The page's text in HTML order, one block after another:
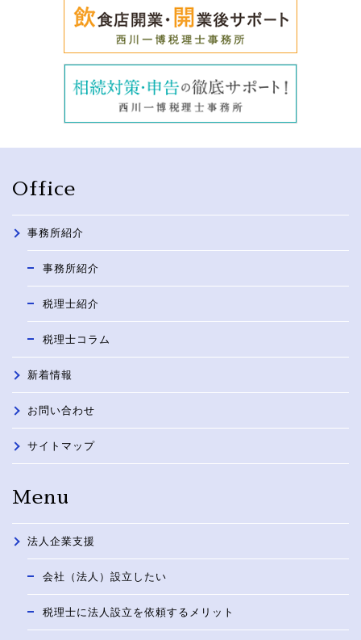
Office
事務所紹介
事務所紹介
税理士紹介
税理士コラム
新着情報
お問い合わせ
サイトマップ
Menu
法人企業支援
会社（法人）設立したい
税理士に法人設立を依頼するメリット